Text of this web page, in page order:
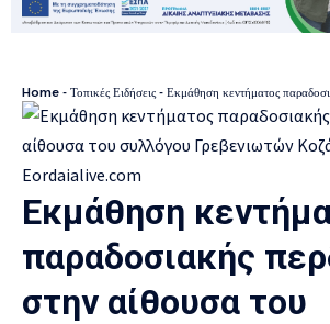
Home - Τοπικές Ειδήσεις - Εκμάθηση κεντήματος παραδοσιακής περδίκας στην
Εκμάθηση
παραδοσιακής
στην αίθουσα του